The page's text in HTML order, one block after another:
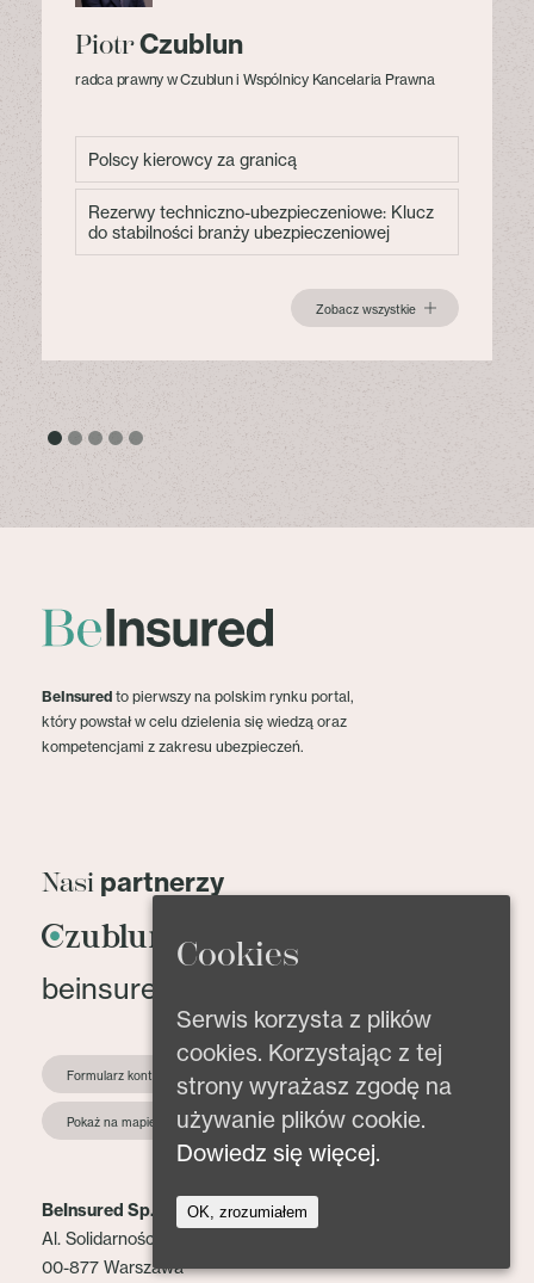
PiotrCzublun
radca prawny w Czublun i Wspólnicy Kancelaria Prawna
Polscy kierowcy za granicą
Rezerwy techniczno-ubezpieczeniowe: Klucz
do stabilności branży ubezpieczeniowej
Zobacz wszystkie
BeInsured to pierwszy na polskim rynku portal,
który powstał w celu dzielenia się wiedzą oraz
kompetencjami z zakresu ubezpieczeń.
Nasi partnerzy
beinsured@beinsured.pl
Formularz kontaktowy
Pokaż na mapie
BeInsured Sp. z o.o.
Al. Solidarności 153 lok. 2
00-877 Warszawa
Cookies
Serwis korzysta z plików
cookies. Korzystając z tej
strony wyrażasz zgodę na
używanie plików cookie.
Dowiedz się więcej.
OK, zrozumiałem